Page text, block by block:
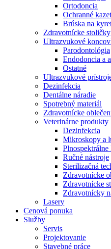
Ortodoncia
Ochranné
Brúska na
Zdravotnícke stoličky
Ultrazvukové
Parodontológia
Endodoncia a
Ostatné
Ultrazvukové
Dezinfekcia
Dentálne náradie
Spotrebný materiál
Zdravotnícke
Veterinárne produkty
Dezinfekcia
Mikroskopy a
Ručné nástroje
Sterilizačná
Zdravotnícke
Zdravotnícke
Zdravotnícky
Lasery
Cenová ponuka
Služby
Servis
Projektovanie
Stavebné práce